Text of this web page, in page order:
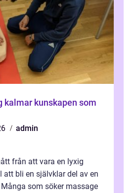
som
admin
från att vara en lyxig
att bli en självklar del av en
som söker massage